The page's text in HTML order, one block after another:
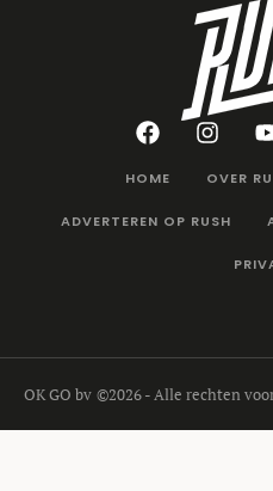
HOME OVER
ADVERTEREN OP RUSH
OK GO bv ©2026 - Alle rechten